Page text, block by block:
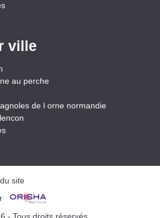
ville
au perche
de l orne normandie
site